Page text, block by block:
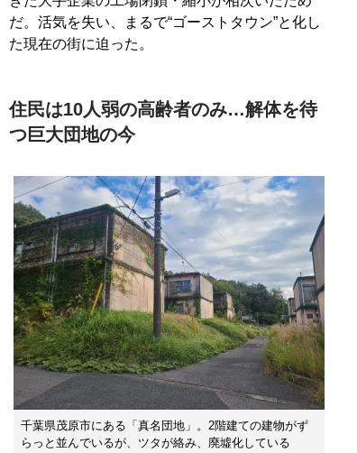
だ。活気を失い、まるで“ゴーストタウン”と化し
た現在の街に迫った。
住民は10人弱の高齢者のみ…解体を待
つ巨大団地の今
千葉県茂原市にある「真名団地」。2階建ての建物がず
らっと並んでいるが、ツタが絡み、廃墟化している